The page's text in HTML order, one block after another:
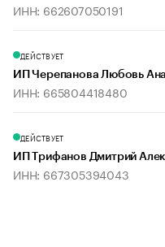
ИНН: 662607050191
ДЕЙСТВУЕТ
ИП Черепанова Любовь
ИНН: 665804418480
ДЕЙСТВУЕТ
ИП Трифанов Дмитрий
ИНН: 667305394043